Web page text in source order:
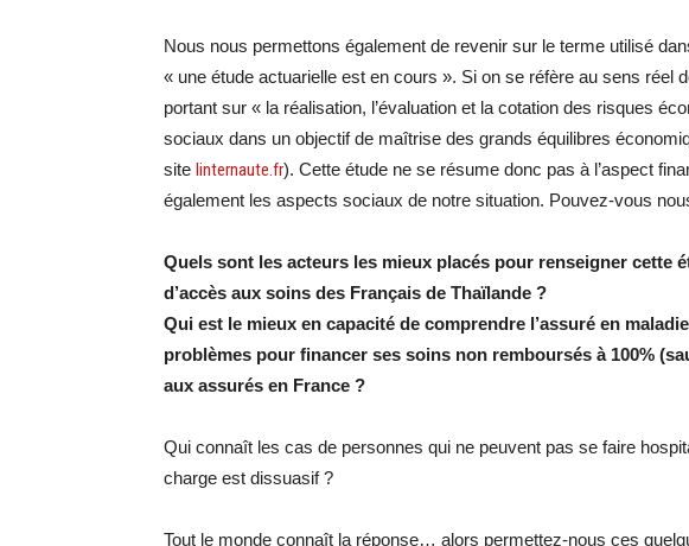
Nous nous permettons également de revenir sur le terme utilisé
« une étude actuarielle est en cours ». Si on se réfère au sens réel
portant sur « la réalisation, l’évaluation et la cotation des risques
sociaux dans un objectif de maîtrise des grands équilibres
site linternaute.fr). Cette étude ne se résume donc pas à l’aspect
également les aspects sociaux de notre situation. Pouvez-vous
Quels sont les acteurs les mieux placés pour renseigner cette
d’accès aux soins des Français de Thaïlande ?
Qui est le mieux en capacité de comprendre l’assuré en
problèmes pour financer ses soins non remboursés à 100%
aux assurés en France ?
Qui connaît les cas de personnes qui ne peuvent pas se faire
charge est dissuasif ?
Tout le monde connaît la réponse… alors permettez-nous ces